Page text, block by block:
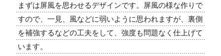
まずは屏風を思わせるデザインです。屏風の様な作りで
すので、一見、風などに弱いように思われますが、裏側
を補強するなどの工夫をして、強度も問題なく仕上げて
います。